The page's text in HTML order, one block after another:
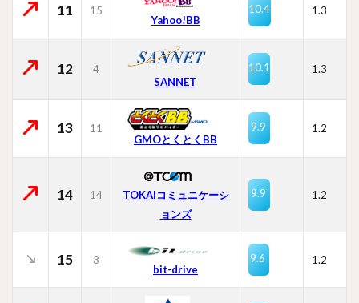
11 15
Yahoo!BB
10.4 1.3
12
4
SANNET
10.1 1.3
13
11
GMOとくとくBB
9.9 1.2
14 14
TOKAIコミュニケーシ
ョンズ
9.9 1.2
15 3
bit-drive
9.6 1.2